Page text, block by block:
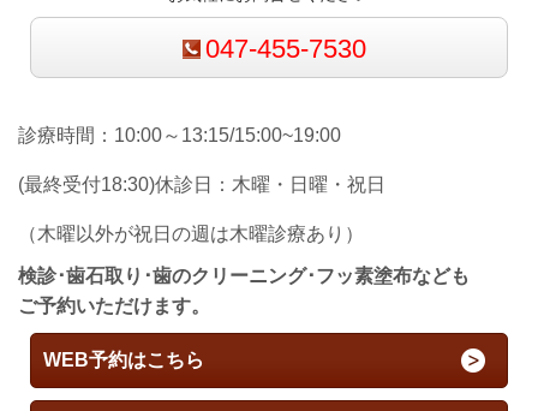
047-455-7530
診療時間：10:00～13:15/15:00~19:00
(最終受付18:30)休診日：木曜・日曜・祝日
（木曜以外が祝日の週は木曜診療あり）
検診･歯石取り･歯のクリーニング･フッ素塗布なども
ご予約いただけます。
WEB予約はこちら